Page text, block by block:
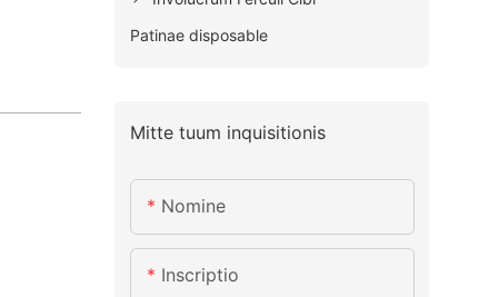
Patinae disposable
Mitte tuum inquisitionis
Nomine
Inscriptio